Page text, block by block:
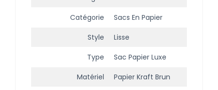
Catégorie Sacs En Papier
Style Lisse
Type Sac Papier Luxe
Matériel Papier Kraft Brun